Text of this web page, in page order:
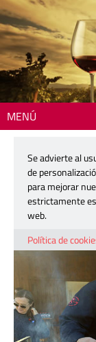
MENÚ
6 noviembre, 2024
Se advierte al
de
para mejorar
estrictamente
web.
Política de